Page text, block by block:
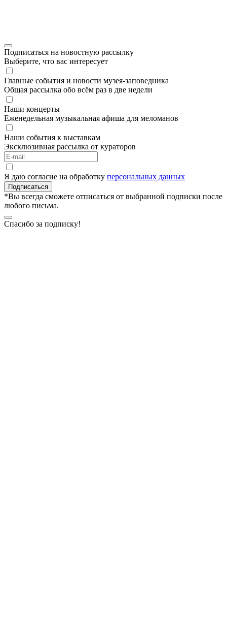
Подписаться на новостную рассылку
Выберите, что вас интересует
Главные события и новости музея-заповедника
Общая рассылка обо всём раз в две недели
Наши концерты
Еженедельная музыкальная афиша для меломанов
Наши события к выставкам
Эксклюзивная рассылка от кураторов
Я даю согласие на обработку персональных данных
Подписаться
*Вы всегда сможете отписаться от выбранной подписки после
любого письма.
Спасибо за подписку!